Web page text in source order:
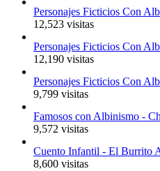
Personajes Ficticios Con
12,523 visitas
Personajes Ficticios Con
12,190 visitas
Personajes Ficticios Con
9,799 visitas
Famosos con Albinismo -
9,572 visitas
Cuento Infantil - El Burrito
8,600 visitas